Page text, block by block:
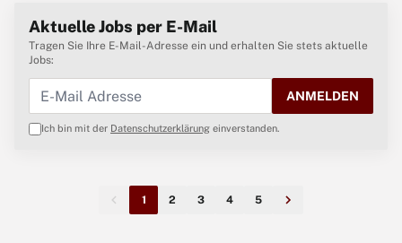
Aktuelle Jobs per E-Mail
Tragen Sie Ihre E-Mail-Adresse ein und erhalten Sie stets aktuelle
Jobs:
ANMELDEN
Ich bin mit der Datenschutzerklärung einverstanden.
1 2 3 4 5